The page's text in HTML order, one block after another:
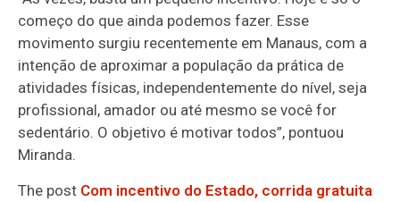
começo do que ainda podemos fazer. Esse
movimento surgiu recentemente em Manaus, com a
intenção de aproximar a população da prática de
atividades físicas, independentemente do nível, seja
profissional, amador ou até mesmo se você for
sedentário. O objetivo é motivar todos”, pontuou
Miranda.
The post Com incentivo do Estado, corrida gratuita